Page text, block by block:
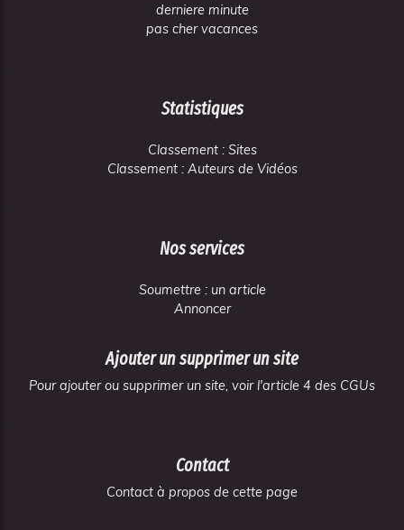
derniere minute
pas cher vacances
Statistiques
Classement : Sites
Classement : Auteurs de Vidéos
Nos services
Soumettre : un article
Annoncer
Ajouter un supprimer un site
Pour ajouter ou supprimer un site, voir l'article 4 des CGUs
Contact
Contact à propos de cette page